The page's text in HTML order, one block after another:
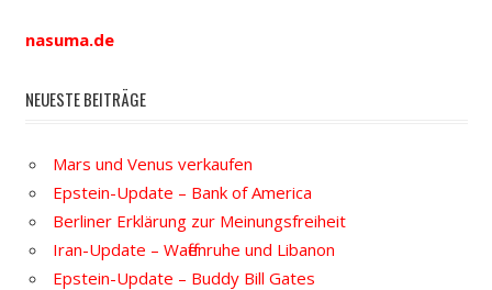
nasuma.de
NEUESTE BEITRÄGE
Mars und Venus verkaufen
Epstein-Update – Bank of America
Berliner Erklärung zur Meinungsfreiheit
Iran-Update – Waffenruhe und Libanon
Epstein-Update – Buddy Bill Gates